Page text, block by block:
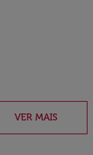
VER MAIS